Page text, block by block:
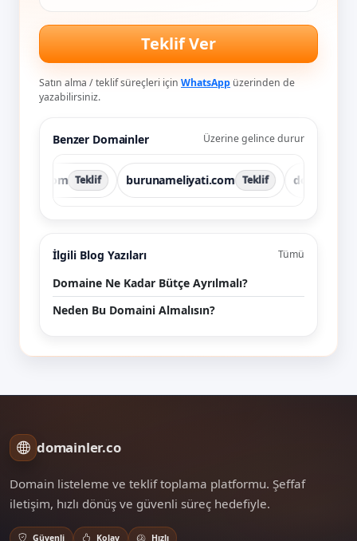
Teklif Ver
Satın alma / teklif süreçleri için WhatsApp üzerinden de
yazabilirsiniz.
Benzer Domainler Üzerine gelince durur
burun.com Teklif burunameliyati.com Teklif
İlgili Blog Yazıları Tümü
Domaine Ne Kadar Bütçe Ayrılmalı?
Neden Bu Domaini Almalısın?
domainler.co
Domain listeleme ve teklif toplama platformu. Şeffaf
iletişim, hızlı dönüş ve güvenli süreç hedefiyle.
Güvenli Kolay Hızlı